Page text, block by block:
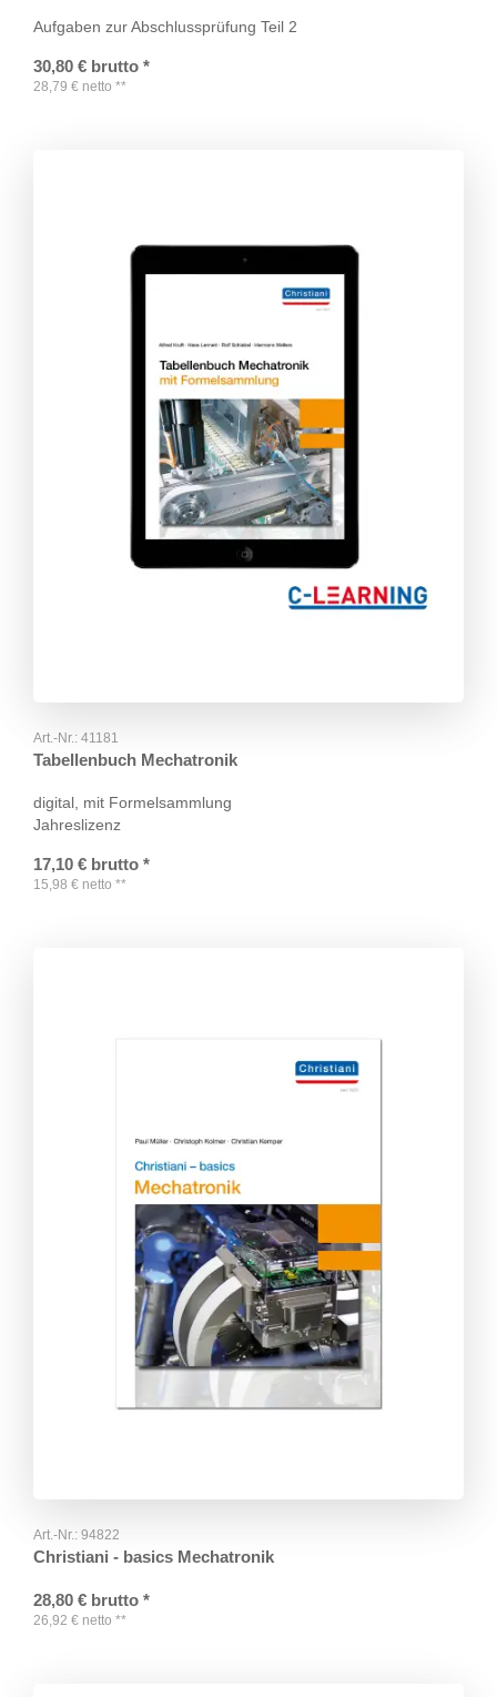
Aufgaben zur Abschlussprüfung Teil 2
30,80 € brutto *
28,79 € netto **
Art.-Nr.: 41181
Tabellenbuch Mechatronik
digital, mit Formelsammlung
Jahreslizenz
17,10 € brutto *
15,98 € netto **
Art.-Nr.: 94822
Christiani - basics Mechatronik
28,80 € brutto *
26,92 € netto **